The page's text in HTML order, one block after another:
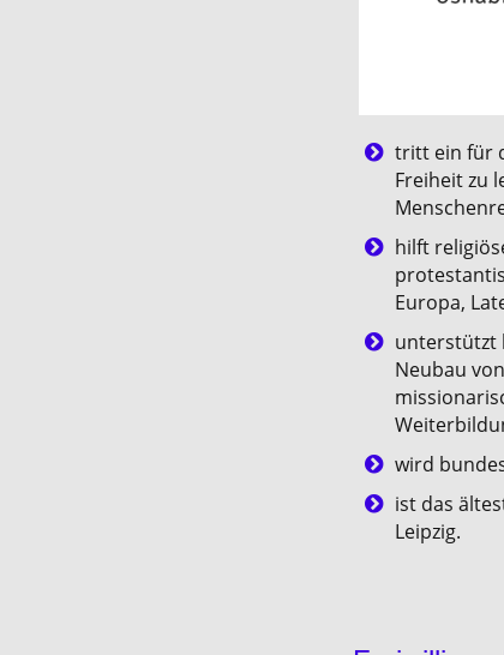
tritt ein für
Freiheit zu
hilft
Europa,
unterstützt
Neubau
wird
ist das
Leipzig.